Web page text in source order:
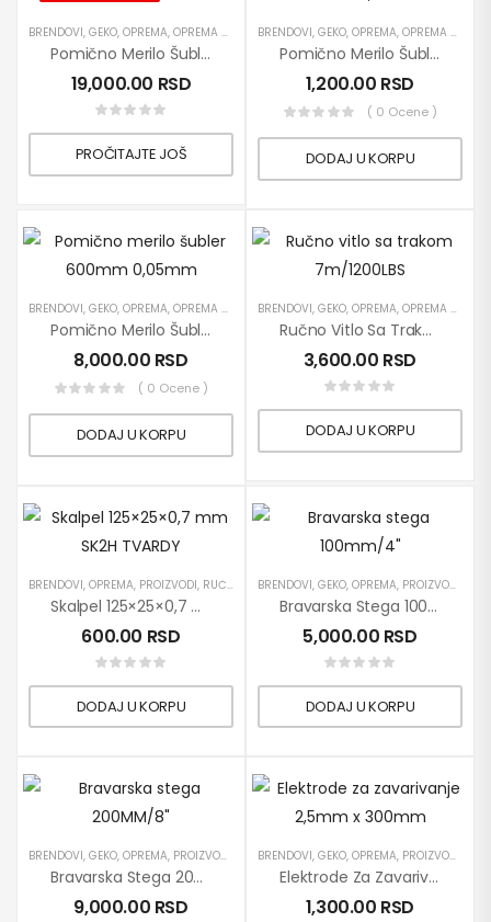
BRENDOVI, GEKO, OPREMA, OPREMA ZA SERVISE ,PROIZVODI,RUČNI ALATI
Pomično Merilo Šubler 1000mm 0,05mm
19,000.00 RSD
PROČITAJTE JOŠ
BRENDOVI, GEKO, OPREMA, OPREMA ZA SERVISE
Pomično Merilo Šubler 150mm 0,05mm
1,200.00 RSD
( 0 Ocene )
DODAJ U KORPU
BRENDOVI, GEKO, OPREMA, OPREMA ZA SERVISE ,PROIZVODI,RUČNI ALATI
Pomično Merilo Šubler 600mm 0,05mm
8,000.00 RSD
( 0 Ocene )
DODAJ U KORPU
BRENDOVI, GEKO, OPREMA, OPREMA ZA SERVISE
Ručno Vitlo Sa Trakom 7m/1200LBS
3,600.00 RSD
DODAJ U KORPU
BRENDOVI, OPREMA, PROIZVODI, RUČNI ALATI ,TWARDY
Skalpel 125×25×0,7 Mm SK2H TVARDY
600.00 RSD
DODAJ U KORPU
BRENDOVI, GEKO, OPREMA, PROIZVODI
Bravarska Stega 100mm/4″
5,000.00 RSD
DODAJ U KORPU
BRENDOVI, GEKO, OPREMA, PROIZVODI RUČNI ALATI
Bravarska Stega 200mm/8″
9,000.00 RSD
BRENDOVI, GEKO, OPREMA, PROIZVODI
Elektrode Za Zavarivanje 2,5mm X 300mm
1,300.00 RSD